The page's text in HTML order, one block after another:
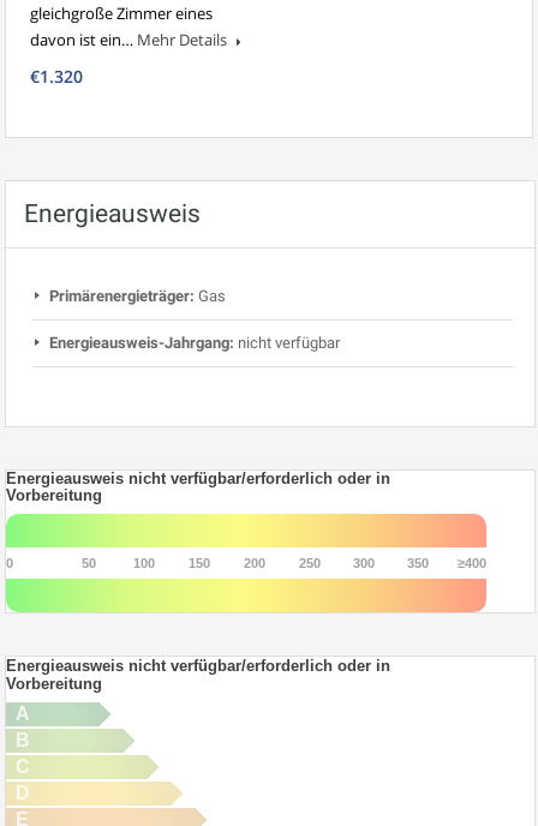
gleichgroße Zimmer eines
davon ist ein… Mehr Details
€1.320
Energieausweis
Primärenergieträger: Gas
Energieausweis-Jahrgang: nicht verfügbar
Energieausweis nicht verfügbar/erforderlich oder in
Vorbereitung
0 50 100 150 200 250 300 350 ≥400
Energieausweis nicht verfügbar/erforderlich oder in
Vorbereitung
A
B
C
D
E